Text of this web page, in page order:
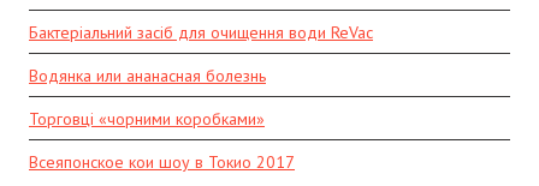
Бактеріальний засіб для очищення води ReVac
Водянка или ананасная болезнь
Торговці «чорними коробками»
Всеяпонское кои шоу в Токио 2017